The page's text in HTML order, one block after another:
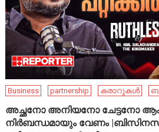
Business partnership കരാറുകൾ
അച്ഛനോ അനിയനോ ചേട്ടനോ
നിർബന്ധമായും വേണം |ബിസിനസ്